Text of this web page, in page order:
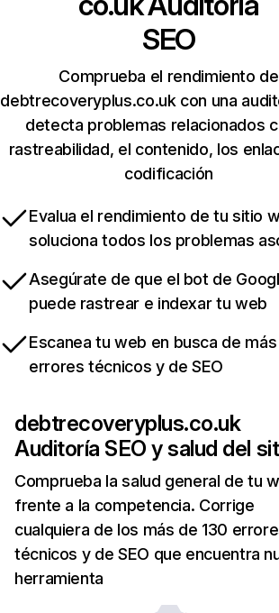
SEO
Comprueba el rendimiento de
debtrecoveryplus.co.uk con una
detecta problemas relacionados
rastreabilidad, el contenido, los
codificación
Evalua el rendimiento de tu sitio
soluciona todos los problemas
Asegúrate de que el bot de
puede rastrear e indexar tu web
Escanea tu web en busca de
errores técnicos y de SEO
debtrecoveryplus.co.uk
Auditoría SEO y salud del
Comprueba la salud general de tu
frente a la competencia. Corrige
cualquiera de los más de 130
técnicos y de SEO que encuentra
herramienta